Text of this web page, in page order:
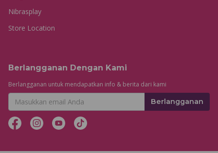
Nibrasplay
Store Location
Berlangganan Dengan Kami
Berlangganan untuk mendapatkan info & berita dari kami
Berlangganan